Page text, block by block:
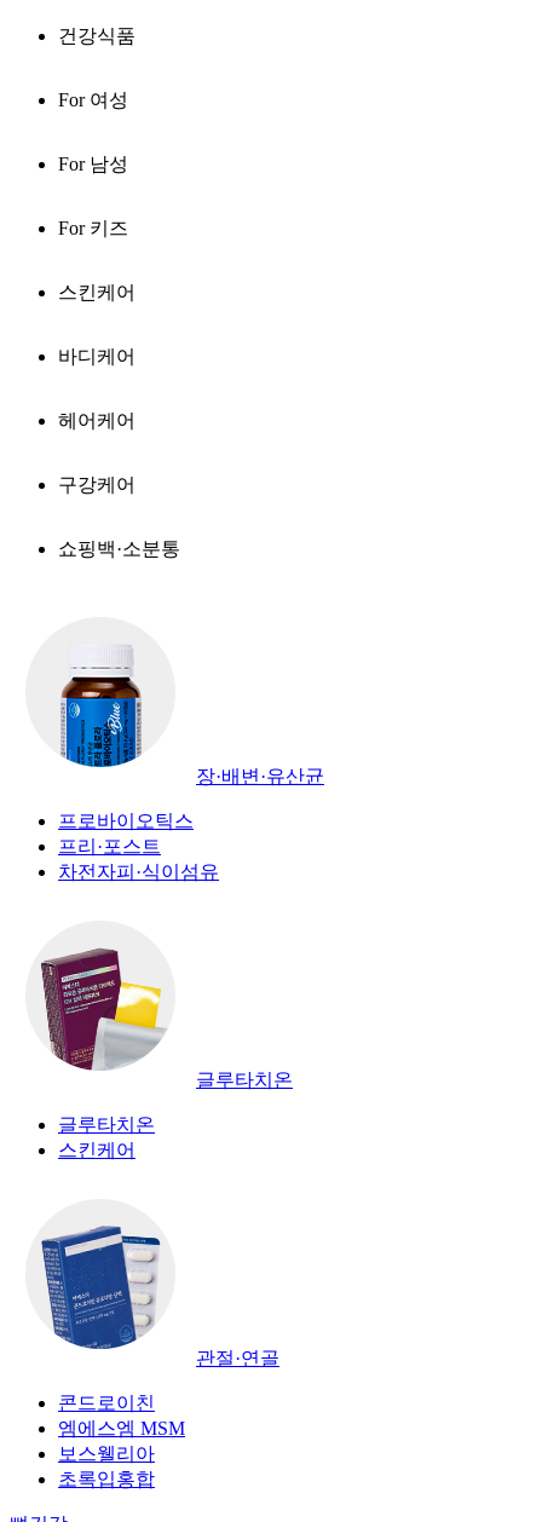
건강식품
For 여성
For 남성
For 키즈
스킨케어
바디케어
헤어케어
구강케어
쇼핑백·소분통
장·배변·유산균
프로바이오틱스
프리·포스트
차전자피·식이섬유
글루타치온
글루타치온
스킨케어
관절·연골
콘드로이친
엠에스엠 MSM
보스웰리아
초록입홍합